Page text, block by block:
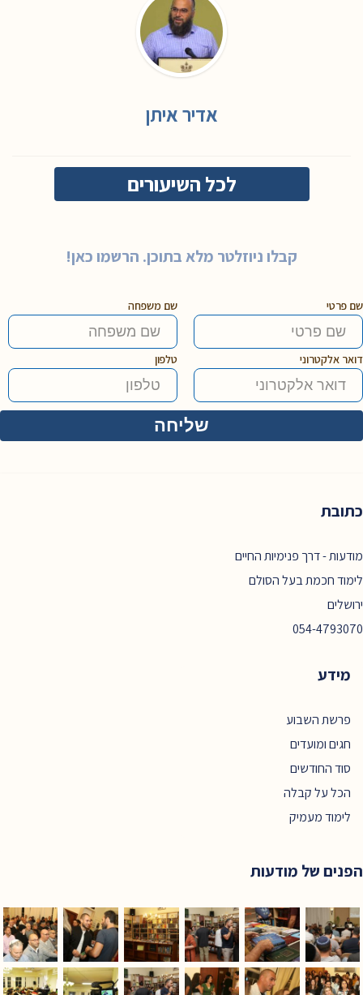
אדיר איתן
לכל השיעורים
קבלו ניוזלטר מלא בתוכן. הרשמו כאן!
שם פרטי שם משפחה
דואר אלקטרוני טלפון
כתובת
מודעות - דרך פנימיות החיים
לימוד חכמת בעל הסולם
ירושלים
054-4793070
מידע
פרשת השבוע
חגים ומועדים
סוד החודשים
הכל על קבלה
לימוד מעמיק
הפנים של מודעות